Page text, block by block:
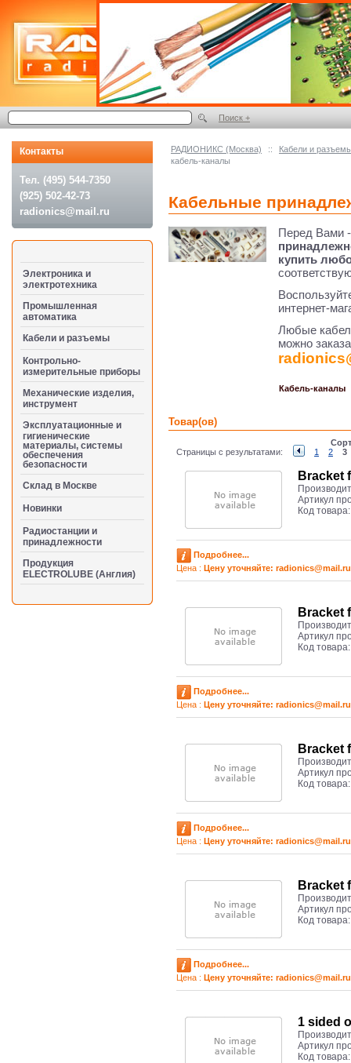
РАДИОНИКС (Москва) ::
Кабели и
кабель-каналы
Кабельные
Перед Вами
купить
интернет-
Любые
можно
Кабель-каналы
Товар(ов)
Страницы с результатами:
1 2 3
Bracket
Артикул
Код
Подробнее...
Цена : Цену уточняйте: radioniсs@mail.ru
Bracket
Артикул
Код
Подробнее...
Цена : Цену уточняйте: radioniсs@mail.ru
Bracket
Артикул
Код
Подробнее...
Цена : Цену уточняйте: radioniсs@mail.ru
Bracket
Артикул
Код
Подробнее...
Цена : Цену уточняйте: radioniсs@mail.ru
1 sided
Артикул
Код
Контакты
Тел. (495) 544-7350
(925) 502-42-73
radionics@mail.ru
Электроника и
электротехника
Промышленная
автоматика
Кабели и разъемы
Контрольно-
измерительные приборы
Механические изделия,
инструмент
Эксплуатационные и
гигиенические
материалы, системы
обеспечения
безопасности
Cклад в Москве
Новинки
Радиостанции и
принадлежности
Продукция
ELECTROLUBE (Англия)
Поиск +